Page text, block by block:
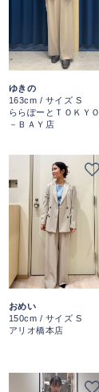
ゆきの
163cm / サイズ S
ららぽーとＴＯＫＹＯ
－ＢＡＹ店
おめい
150cm / サイズ S
アリオ橋本店